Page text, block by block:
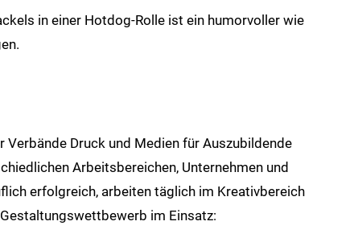
in einer Hotdog-Rolle ist ein humorvoller wie
Druck und Medien für Auszubildende
Arbeitsbereichen, Unternehmen und
erfolgreich, arbeiten täglich im Kreativbereich
im Einsatz: